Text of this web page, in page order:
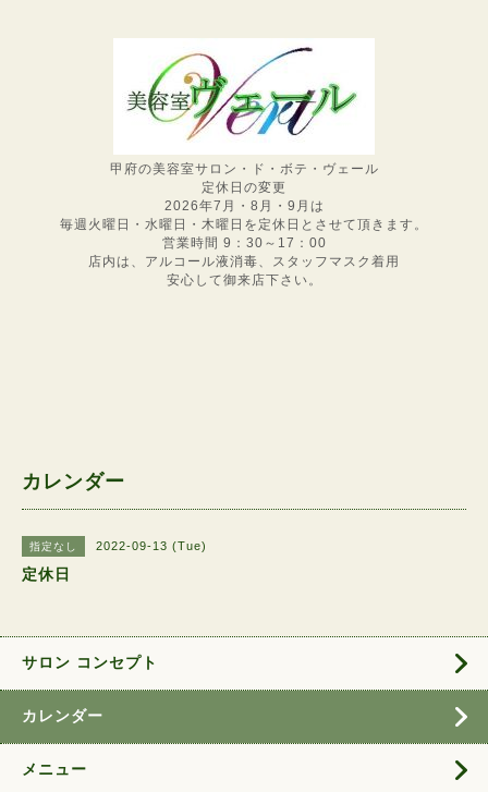
甲府の美容室サロン・ド・ボテ・ヴェール
定休日の変更
2026年7月・8月・9月は
毎週火曜日・水曜日・木曜日を定休日とさせて頂きます。
営業時間 9：30～17：00
店内は、アルコール液消毒、スタッフマスク着用
安心して御来店下さい。
カレンダー
指定なし 2022-09-13 (Tue)
定休日
サロン コンセプト
カレンダー
メニュー